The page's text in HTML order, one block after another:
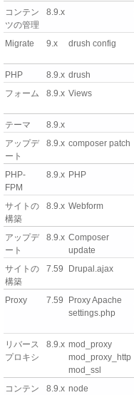
コンテン
ツの管理
8.9.x
Migrate 9.x drush config
PHP
8.9.x drush
フォーム
8.9.x Views
テーマ
8.9.x
アップデ
ート
8.9.x composer patch
PHP-
FPM
8.9.x PHP
サイトの
構築
8.9.x Webform
アップデ
ート
8.9.x Composer
update
サイトの
構築
7.59 Drupal.ajax
Proxy
7.59
Proxy Apache
settings.php
リバース
プロキシ
8.9.x mod_proxy
mod_proxy_http
mod_ssl
コンテン
8.9.x node